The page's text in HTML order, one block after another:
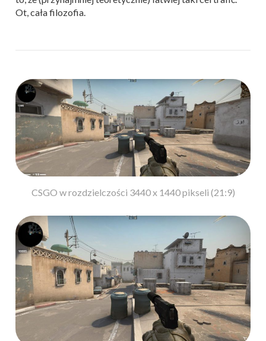
Ot, cała filozofia.
CSGO w rozdzielczości 3440 x 1440 pikseli (21:9)